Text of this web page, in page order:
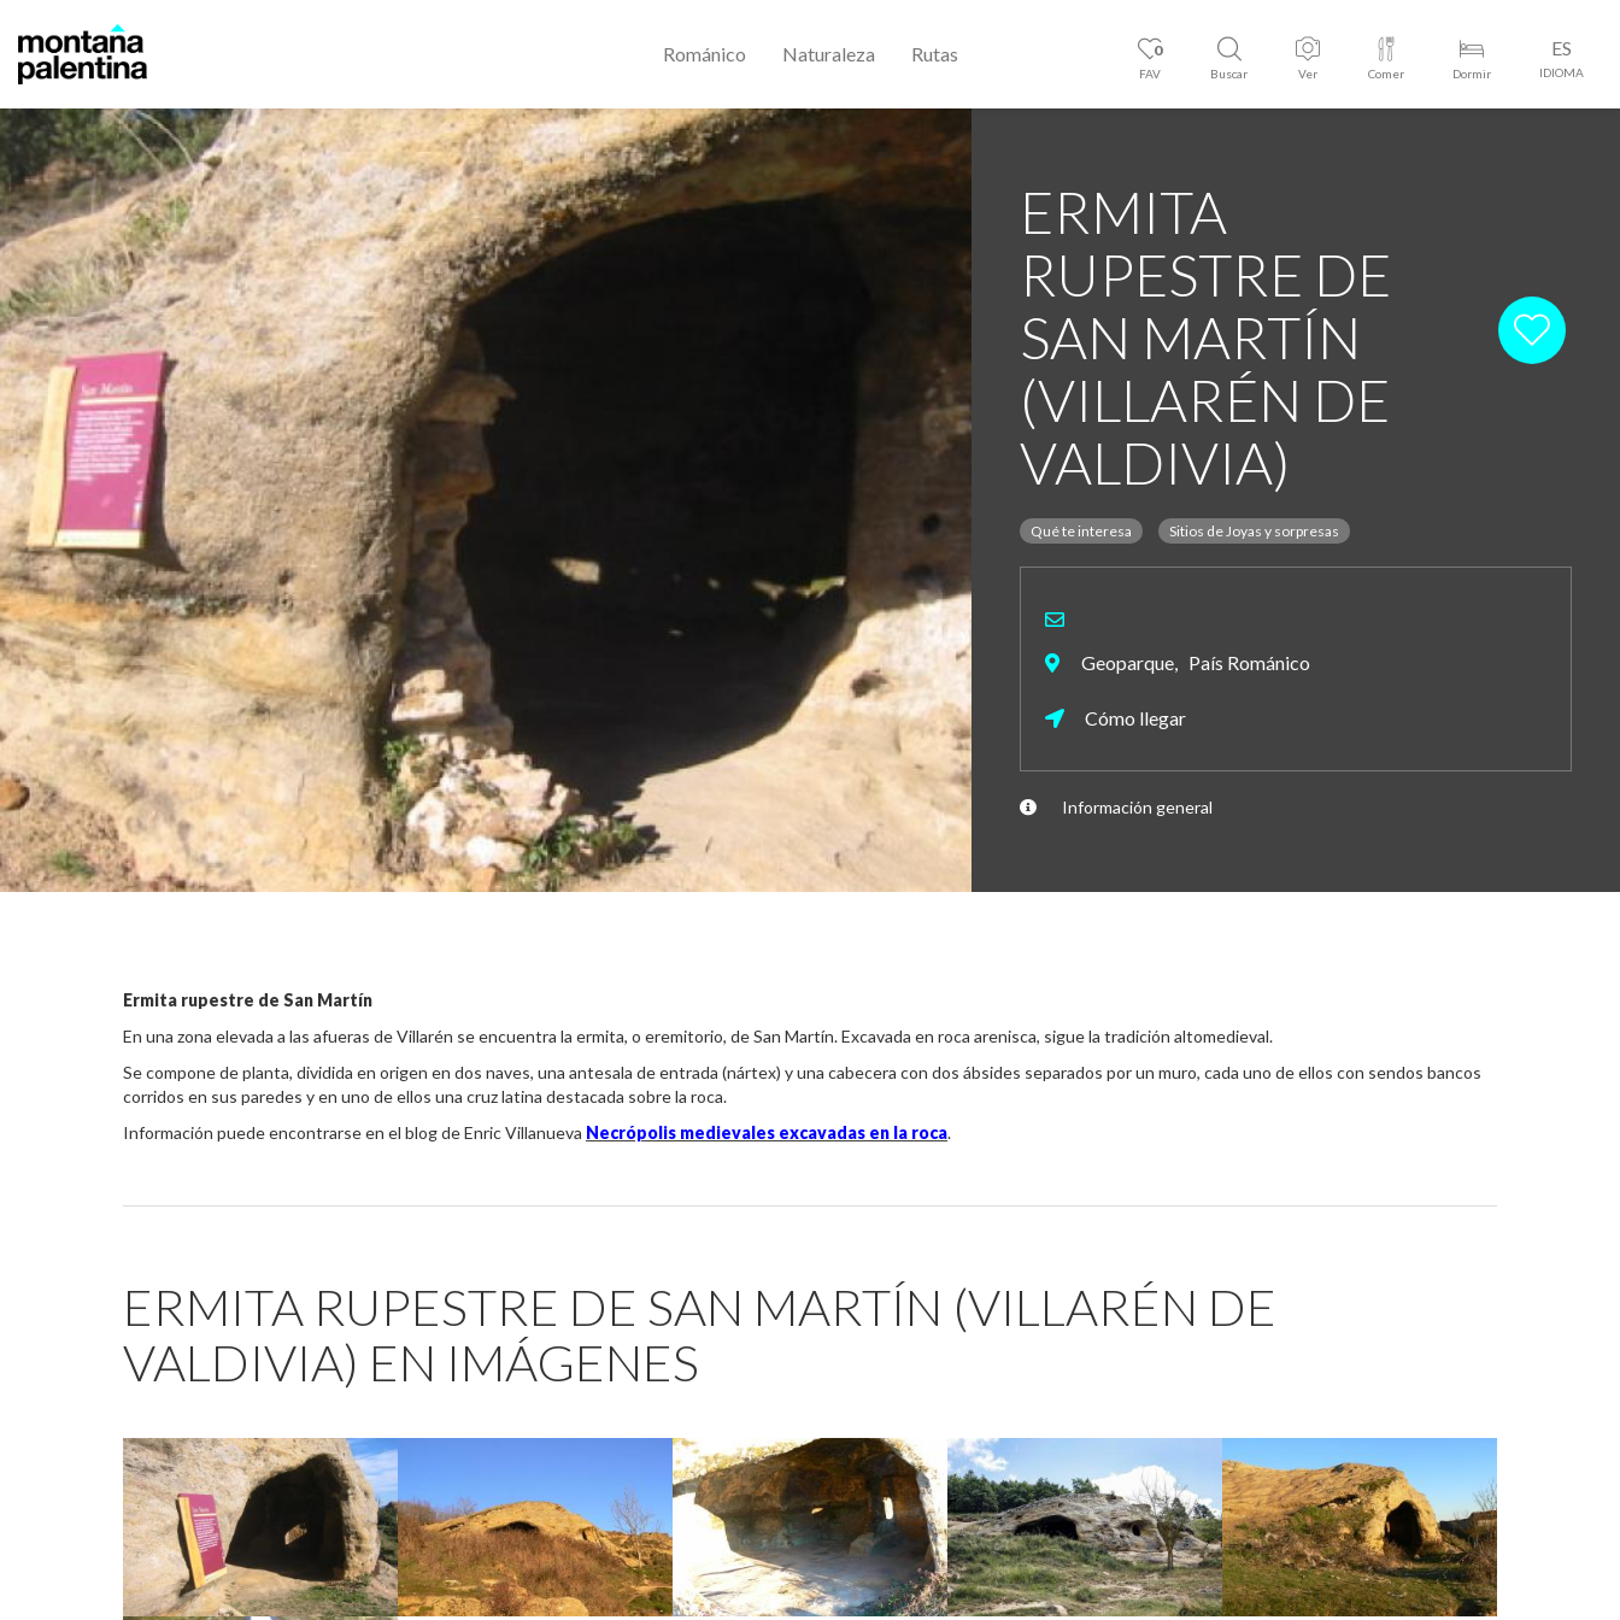
0
FAV Buscar Ver Comer Dormir
ES
IDIOMA
Románico Naturaleza Rutas
ERMITA
RUPESTRE DE
SAN MARTÍN
(VILLARÉN DE
VALDIVIA)
Qué te interesa Sitios de Joyas y sorpresas
Geoparque, País Románico
Cómo llegar
Información general
Ermita rupestre de San Martín
En una zona elevada a las afueras de Villarén se encuentra la ermita, o eremitorio, de San Martín. Excavada en roca arenisca, sigue la tradición altomedieval.
Se compone de planta, dividida en origen en dos naves, una antesala de entrada (nártex) y una cabecera con dos ábsides separados por un muro, cada uno de ellos con sendos bancos
corridos en sus paredes y en uno de ellos una cruz latina destacada sobre la roca.
Información puede encontrarse en el blog de Enric Villanueva Necrópolis medievales excavadas en la roca.
ERMITA RUPESTRE DE SAN MARTÍN (VILLARÉN DE
VALDIVIA) EN IMÁGENES